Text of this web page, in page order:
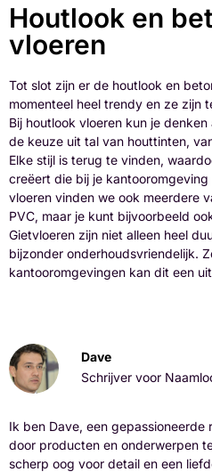
Houtlook en
vloeren
Tot slot zijn er de houtlook en
momenteel heel trendy en ze zijn
Bij houtlook vloeren kun je
de keuze uit tal van houttinten,
Elke stijl is terug te vinden,
creëert die bij je
vloeren vinden we ook meerdere
PVC, maar je kunt bijvoorbeeld
Gietvloeren zijn niet alleen heel
bijzonder onderhoudsvriendelijk.
kantooromgevingen kan dit een
Dave
Schrijver voor
Ik ben Dave, een
door producten en onderwerpen
scherp oog voor detail en een